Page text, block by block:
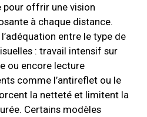
pour offrir une vision
à chaque distance.
entre le type de
: travail intensif sur
ou encore lecture
comme l’antireflet ou le
la netteté et limitent la
Certains modèles